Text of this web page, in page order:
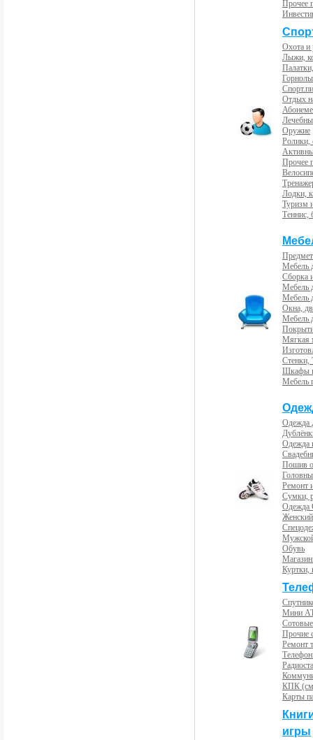
Прочее
Охота и
Лыжи,
Отдых
Оружие
Ролики,
Прочее
Лодки,
Туризм
Теннис,
Мебель
Сборка
Мебель
Мебель
Окна,
Мебель
Мягкая
Стенки,
Шкафы
Мебель
Одежда
Одежда
Пошив
Ремонт
Сумки,
Одежда
Обувь
Куртки,
Мини
Прочие
Ремонт
КПК
Карты
игры